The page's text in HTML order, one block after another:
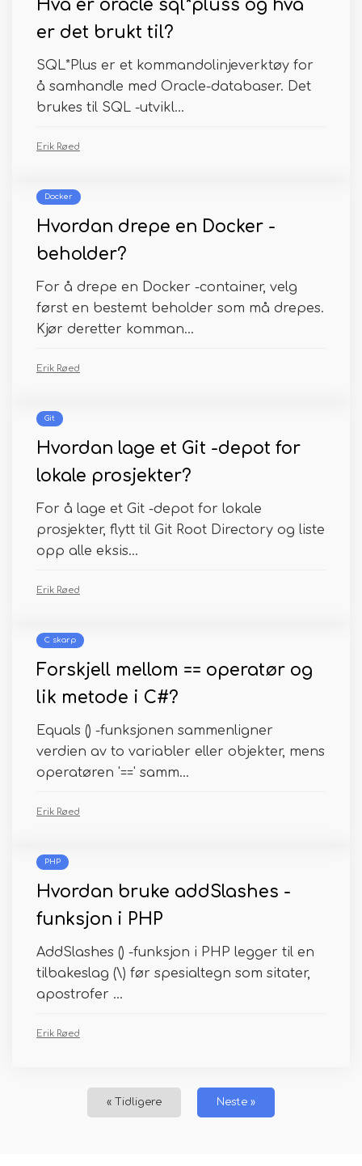
Hva er oracle sql*pluss og hva
er det brukt til?
SQL*Plus er et kommandolinjeverktøy for
å samhandle med Oracle-databaser. Det
brukes til SQL -utvikl...
Erik Røed
Docker
Hvordan drepe en Docker -
beholder?
For å drepe en Docker -container, velg
først en bestemt beholder som må drepes.
Kjør deretter komman...
Erik Røed
Git
Hvordan lage et Git -depot for
lokale prosjekter?
For å lage et Git -depot for lokale
prosjekter, flytt til Git Root Directory og liste
opp alle eksis...
Erik Røed
C skarp
Forskjell mellom == operatør og
lik metode i C#?
Equals () -funksjonen sammenligner
verdien av to variabler eller objekter, mens
operatøren '==' samm...
Erik Røed
PHP
Hvordan bruke addSlashes -
funksjon i PHP
AddSlashes () -funksjon i PHP legger til en
tilbakeslag (\) før spesialtegn som sitater,
apostrofer ...
Erik Røed
« Tidligere Neste »